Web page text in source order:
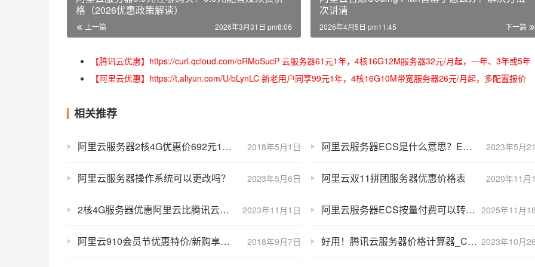
格（2026优惠政策解读）
上一篇 2026年3月31日 pm8:06
次讲清
下一篇
2026年4月5日 pm11:45
【腾讯云优惠】https://curl.qcloud.com/oRMoSucP 云服务器61元1年，4核16G12M服务器32元/月起，一年、3年或5年
【阿里云优惠】https://t.aliyun.com/U/bLynLC 新老用户同享99元1年，4核16G10M带宽服务器26元/月起，多配置报价
相关推荐
2018年5月1日
阿里云服务器2核4G优惠价692元1年 1615元3年 2023年5月
阿里云服务器ECS是什么意思？ECS详细介绍
2023年5月6日
阿里云服务器操作系统可以更改吗？ 2020年11月
阿里云双11拼团服务器优惠价格表
2023年11月1日
2核4G服务器优惠阿里云比腾讯云便宜1元（我笑了） 2025年11月
阿里云服务器ECS按量付费可以转成包年包月计费模式吗？
2018年9月7日
阿里云910会员节优惠特价/新购享满减／领续费代金券／积分换好礼 2023年10月
好用！腾讯云服务器价格计算器_CPU内存/带宽/系统盘费用明细表